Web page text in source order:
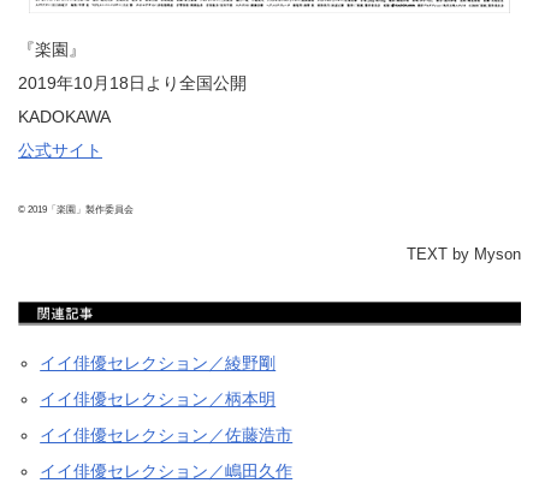
『楽園』
2019年10月18日より全国公開
KADOKAWA
公式サイト
© 2019「楽園」製作委員会
TEXT by Myson
イイ俳優セレクション／綾野剛
イイ俳優セレクション／柄本明
イイ俳優セレクション／佐藤浩市
イイ俳優セレクション／嶋田久作